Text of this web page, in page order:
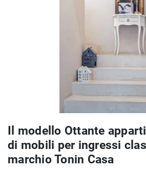
Il modello Ottante
di mobili per ingressi
marchio Tonin Casa